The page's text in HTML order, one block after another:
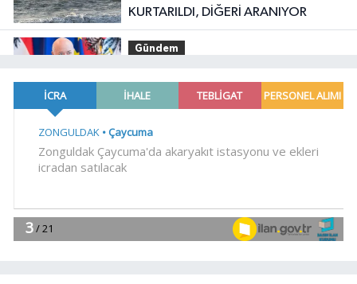
KURTARILDI, DİĞERİ ARANIYOR
Gündem
Türkiye'ye geliyor
19:09Orman yangınlarında